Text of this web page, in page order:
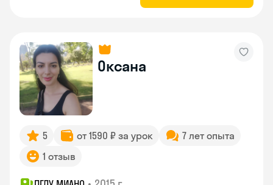
Оксана
5 от 1590 ₽ за урок
7 лет опыта
1 отзыв